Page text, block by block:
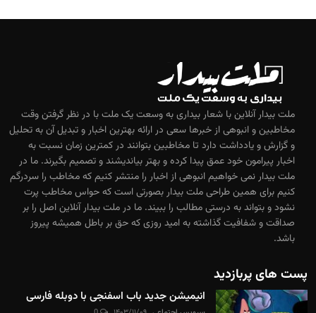
ملت بیدار آنلاین با شعار بیداری به وسعت یک ملت با در نظر گرفتن وقت
مخاطبین و انبوهی از خبرها سعی در ارائه بهترین اخبار و تبدیل آن به تحلیل
و گزارش و یادداشت دارد تا مخاطبین بتوانند در کمترین زمان نسبت به
اخبار پیرامون خود عمق پیدا کرده و بهتر بیاندیشند و تصمیم بگیرند. ما در
ملت بیدار نمی خواهیم انبوهی از اخبار را منتشر کنیم که مخاطب را سردرگم
کنیم برای همین طراحی ملت بیدار بصورتی است که حواس مخاطب پرت
نشود و بتواند به درستی مطالب را ببیند. ما در ملت بیدار آنلاین اصل را بر
صداقت و شفافیت گذاشته به امید روزی که حق بر باطل همیشه پیروز
باشد.
پست های پربازدید
انیمیشن جدید باب اسفنجی با دوبله فارسی